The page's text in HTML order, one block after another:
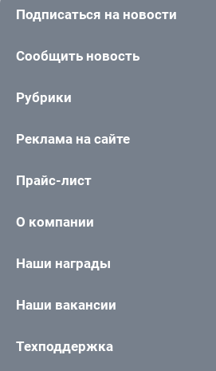
Подписаться на новости
Сообщить новость
Рубрики
Реклама на сайте
Прайс-лист
О компании
Наши награды
Наши вакансии
Техподдержка